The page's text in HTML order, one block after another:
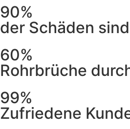
90%
der Schäden
60%
Rohrbrüche
99%
Zufriedene